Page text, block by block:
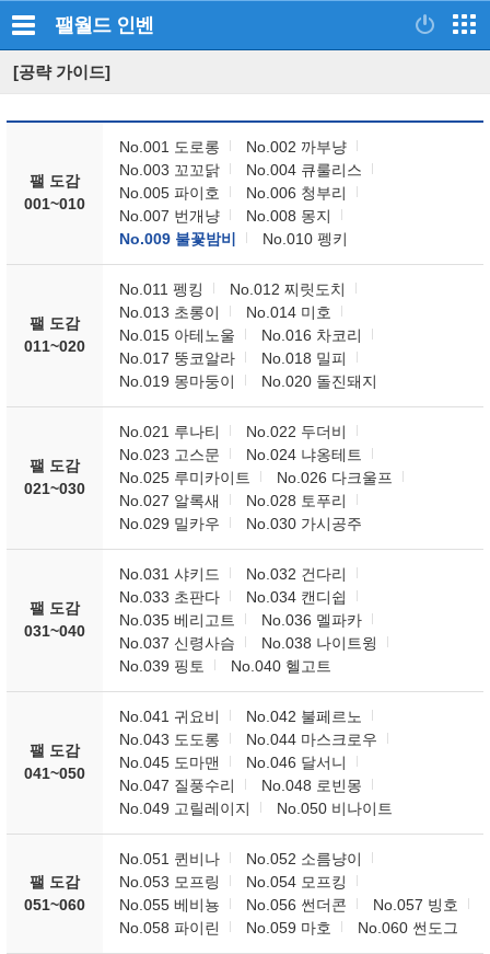
팰월드 인벤
[공략 가이드]
팰 도감
001~010
No.001 도로롱
No.002 까부냥
No.003 꼬꼬닭
No.004 큐룰리스
No.005 파이호
No.006 청부리
No.007 번개냥
No.008 몽지
No.009 불꽃밤비
No.010 펭키
팰 도감
011~020
No.011 펭킹
No.012 찌릿도치
No.013 초롱이
No.014 미호
No.015 아테노울
No.016 차코리
No.017 뚱코알라
No.018 밀피
No.019 몽마둥이
No.020 돌진돼지
팰 도감
021~030
No.021 루나티
No.022 두더비
No.023 고스문
No.024 냐옹테트
No.025 루미카이트
No.026 다크울프
No.027 알록새
No.028 토푸리
No.029 밀카우
No.030 가시공주
팰 도감
031~040
No.031 샤키드
No.032 건다리
No.033 초판다
No.034 캔디쉽
No.035 베리고트
No.036 멜파카
No.037 신령사슴
No.038 나이트윙
No.039 핑토
No.040 헬고트
팰 도감
041~050
No.041 귀요비
No.042 불페르노
No.043 도도롱
No.044 마스크로우
No.045 도마맨
No.046 달서니
No.047 질풍수리
No.048 로빈몽
No.049 고릴레이지
No.050 비나이트
팰 도감
051~060
No.051 퀸비나
No.052 소름냥이
No.053 모프링
No.054 모프킹
No.055 베비뇽
No.056 썬더콘
No.057 빙호
No.058 파이린
No.059 마호 No.060 썬도그